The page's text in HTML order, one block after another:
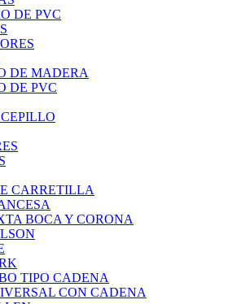
DE PVC
DE MADERA
DE PVC
CARRETILLA
BOCA Y CORONA
TIPO CADENA
CON CADENA